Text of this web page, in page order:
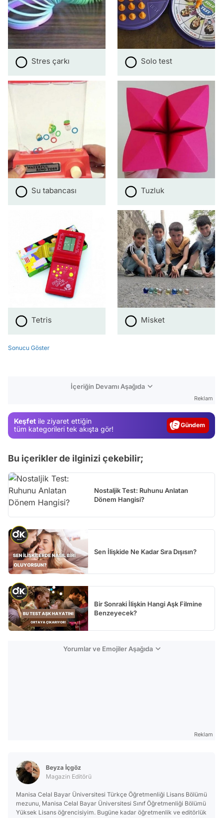
Stres çarkı Solo test
Su tabancası Tuzluk
Tetris Misket
Sonucu Göster
İçeriğin Devamı Aşağıda
Reklam
Keşfet ile ziyaret ettiğin
tüm kategorileri tek akışta gör!
Magazin
Bu içerikler de ilginizi çekebilir;
Nostaljik Test: Ruhunu Anlatan
Dönem Hangisi?
Sen İlişkide Ne Kadar Sıra Dışısın?
Bir Sonraki İlişkin Hangi Aşk Filmine
Benzeyecek?
Yorumlar ve Emojiler Aşağıda
Reklam
Beyza İçgöz
Magazin Editörü
Manisa Celal Bayar Üniversitesi Türkçe Öğretmenliği Lisans Bölümü
mezunu, Manisa Celal Bayar Üniversitesi Sınıf Öğretmenliği Bölümü
Yüksek Lisans öğrencisiyim. Bugüne kadar öğretmenlik ve editörlük